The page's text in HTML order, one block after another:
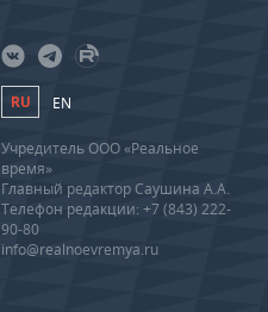
RU EN
Учредитель ООО «Реальное
время»
Главный редактор Саушина А.А.
Телефон редакции: +7 (843) 222-
90-80
info@realnoevremya.ru